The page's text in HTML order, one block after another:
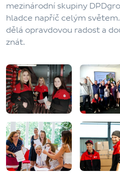
mezinárodní skupiny
hladce napříč celým
dělá opravdovou radost a
znát.